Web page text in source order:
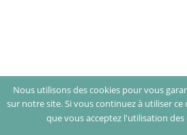
Nous utilisons des cookies pour vous
sur notre site. Si vous continuez à utiliser
que vous acceptez l'utilisation des